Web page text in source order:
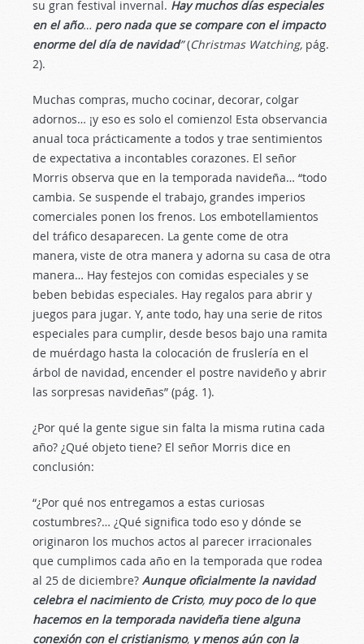
su gran festival invernal. Hay muchos días especiales
en el año… pero nada que se compare con el impacto
enorme del día de navidad” (Christmas Watching, pág.
2).
Muchas compras, mucho cocinar, decorar, colgar
adornos… ¡y eso es solo el comienzo! Esta observancia
anual toca prácticamente a todos y trae sentimientos
de expectativa a incontables corazones. El señor
Morris observa que en la temporada navideña… “todo
cambia. Se suspende el trabajo, grandes imperios
comerciales ponen los frenos. Los embotellamientos
del tráfico desaparecen. La gente come de otra
manera, viste de otra manera y adorna su casa de otra
manera… Hay festejos con comidas especiales y se
beben bebidas especiales. Hay regalos para abrir y
juegos para jugar. Y, ante todo, hay una serie de ritos
especiales para cumplir, desde besos bajo una ramita
de muérdago hasta la colocación de fruslería en el
árbol de navidad, encender el postre navideño y abrir
las sorpresas navideñas” (pág. 1).
¿Por qué la gente sigue sin falta la misma rutina cada
año? ¿Qué objeto tiene? El señor Morris dice en
conclusión:
“¿Por qué nos entregamos a estas curiosas
costumbres?… ¿Qué significa todo eso y dónde se
originaron los muchos actos al parecer irracionales
que cumplimos cada año en la temporada que rodea
al 25 de diciembre? Aunque oficialmente la navidad
celebra el nacimiento de Cristo, muy poco de lo que
hacemos en la temporada navideña tiene alguna
conexión con el cristianismo, y menos aún con la